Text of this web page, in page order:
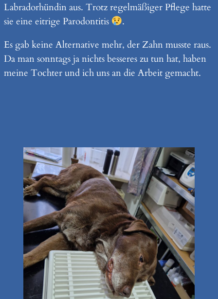
Labradorhündin aus. Trotz regelmäßiger Pflege hatte
sie eine eitrige Parodontitis
.
Es gab keine Alternative mehr, der Zahn musste raus.
Da man sonntags ja nichts besseres zu tun hat, haben
meine Tochter und ich uns an die Arbeit gemacht.